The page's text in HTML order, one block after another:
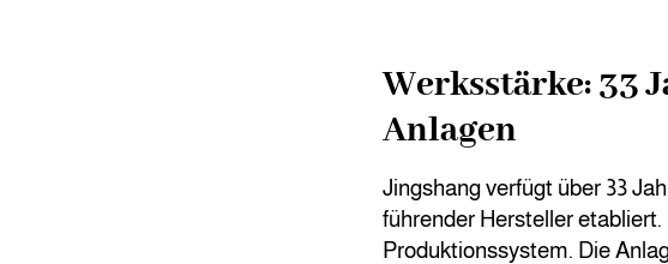
Werksstärke: 33
Anlagen
Jingshang verfügt über 33
führender Hersteller etabliert.
Produktionssystem. Die